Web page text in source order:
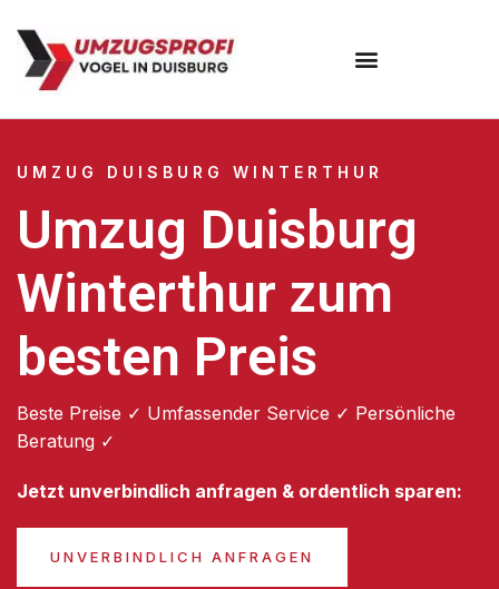
UMZUG DUISBURG WINTERTHUR
Umzug Duisburg
Winterthur zum
besten Preis
Beste Preise ✓ Umfassender Service ✓ Persönliche
Beratung ✓
Jetzt unverbindlich anfragen & ordentlich sparen:
UNVERBINDLICH ANFRAGEN